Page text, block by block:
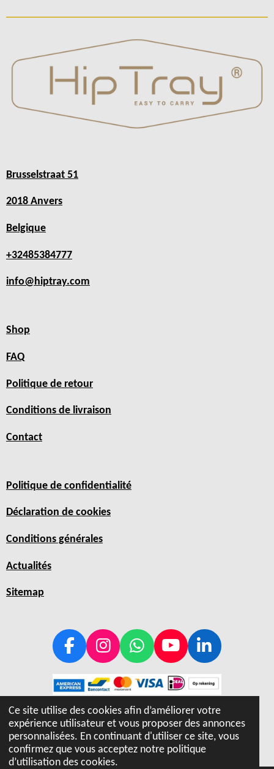
Ce site utilise des cookies afin d’améliorer votre
expérience utilisateur et vous proposer des annonces
personnalisées. En continuant d'utiliser ce site, vous
confirmez que vous acceptez notre politique
d’utilisation des cookies.
Brusselstraat 51
2018 Anvers
Belgique
+32485384777
info@hiptray.com
Shop
FAQ
Politique de retour
Conditions de livraison
Contact
Politique de confidentialité
Déclaration de cookies
Conditions générales
Actualités
Sitemap
F
c
e
b
o
o
k
I
s
t
a
g
r
a
W
a
t
s
A
p
Y
u
T
u
b
e
L
n
k
e
d
I
© 2019 - 2026 Hiptray